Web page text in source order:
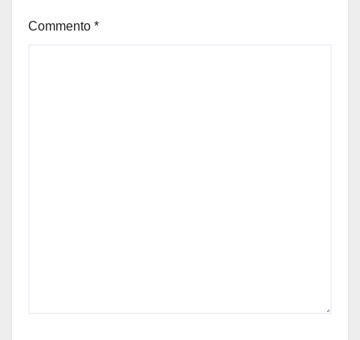
Commento *